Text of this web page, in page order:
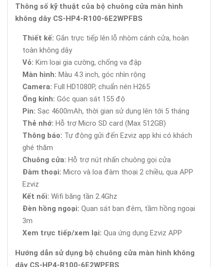
Thông số kỹ thuật của bộ chuông cửa màn hình
không dây CS-HP4-R100-6E2WPFBS
Thiết kế: Gắn trực tiếp lên lỗ nhòm cánh cửa, hoàn
toàn không dây
Vỏ: Kim loại gia cường, chống va đập
Màn hình: Màu 4.3 inch, góc nhìn rộng
Camera: Full HD1080P, chuẩn nén H265
Ống kính: Góc quan sát 155 độ
Pin: Sạc 4600mAh, thời gian sử dụng lên tới 5 tháng
Thẻ nhớ: Hỗ trợ Micro SD card (Max 512GB)
Thông báo: Tự động gửi đến Ezviz app khi có khách
ghé thăm
Chuông cửa: Hỗ trợ nút nhấn chuông gọi cửa
Đàm thoại: Micro và loa đàm thoại 2 chiều, qua APP
Ezviz
Kết nối: Wifi băng tần 2.4Ghz
Đèn hồng ngoại: Quan sát ban đêm, tầm hồng ngoại
3m
Xem trực tiếp/xem lại: Qua ứng dụng Ezviz APP
Hướng dẫn sử dụng bộ chuông cửa màn hình không
dây CS-HP4-R100-6E2WPFBS